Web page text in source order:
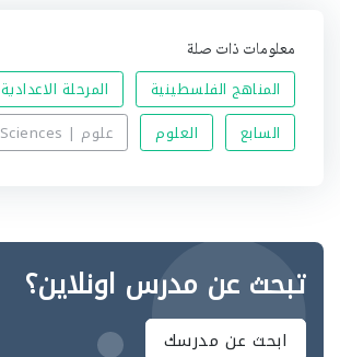
معلومات ذات صلة
المناهج الفلسطينية
المرحلة الاعدادية
السابع
العلوم علوم | Sciences
تبحث عن مدرس اونلاين؟
ابحث عن مدرسك